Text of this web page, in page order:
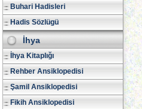
Buhari Hadisleri
Hadis Sözlügü
İhya
İhya Kitaplığı
Rehber Ansiklopedisi
Şamil Ansiklopedisi
Fikih Ansiklopedisi